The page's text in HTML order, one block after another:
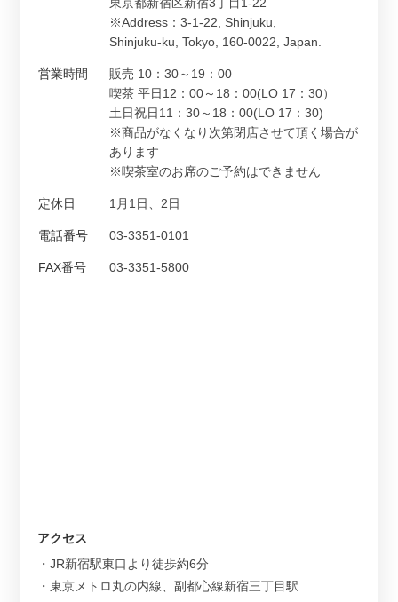
※Address：3-1-22, Shinjuku,
Shinjuku-ku, Tokyo, 160-0022, Japan.
営業時間
販売 10：30～19：00
喫茶 平日12：00～18：00(LO 17：30）
土日祝日11：30～18：00(LO 17：30)
※商品がなくなり次第閉店させて頂く場合が
あります
※喫茶室のお席のご予約はできません
定休日 1月1日、2日
電話番号 03-3351-0101
FAX番号 03-3351-5800
アクセス
・JR新宿駅東口より徒歩約6分
・東京メトロ丸の内線、副都心線新宿三丁目駅